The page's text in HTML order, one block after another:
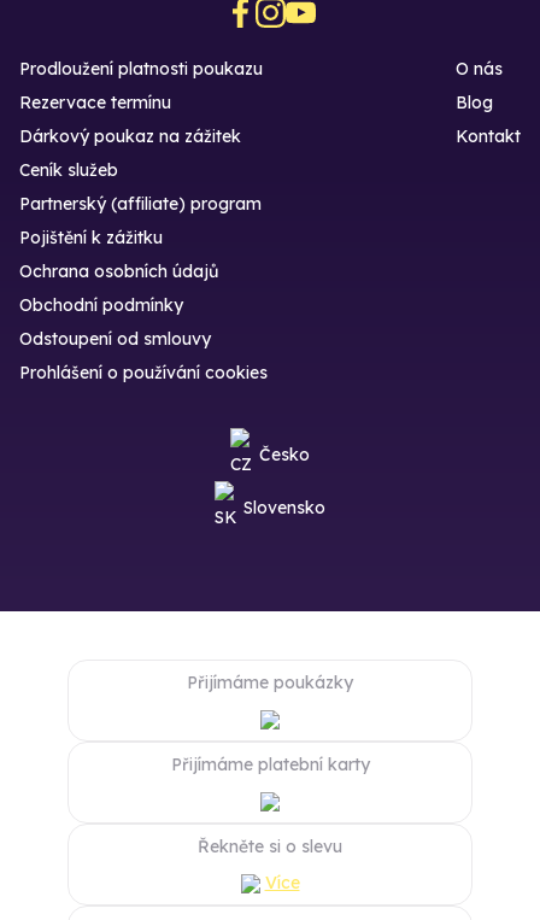
Prodloužení platnosti poukazu
Rezervace termínu
Dárkový poukaz na zážitek
O nás
Blog
Kontakt
Ceník služeb
Partnerský (affiliate) program
Pojištění k zážitku
Ochrana osobních údajů
Obchodní podmínky
Odstoupení od smlouvy
Prohlášení o používání cookies
Česko
Slovensko
Přijímáme poukázky
Přijímáme platební karty
Řekněte si o slevu
Více